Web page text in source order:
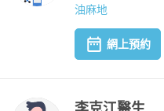
油麻地
網上預約